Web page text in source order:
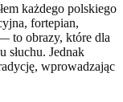
każdego polskiego
fortepian,
to obrazy, które dla
słuchu. Jednak
wprowadzając